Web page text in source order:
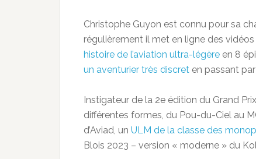
Christophe Guyon est connu pour sa
régulièrement il met en ligne des
histoire de l’aviation ultra-légère en 8
un aventurier très discret en passant par
Instigateur de la 2e édition du Grand
différentes formes, du Pou-du-Ciel au
d’Aviad, un ULM de la classe des
Blois 2023 – version « moderne » du